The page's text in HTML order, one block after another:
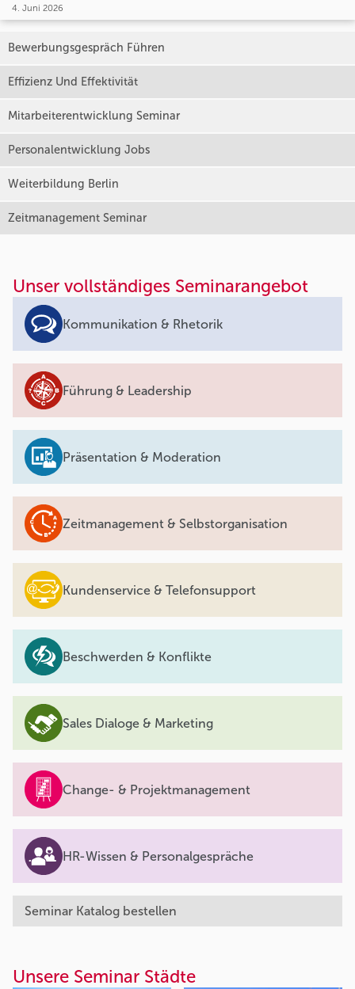
4. Juni 2026
Bewerbungsgespräch Führen
Effizienz Und Effektivität
Mitarbeiterentwicklung Seminar
Personalentwicklung Jobs
Weiterbildung Berlin
Zeitmanagement Seminar
Unser vollständiges Seminarangebot
Kommunikation & Rhetorik
Führung & Leadership
Präsentation & Moderation
Zeitmanagement & Selbstorganisation
Kundenservice & Telefonsupport
Beschwerden & Konflikte
Sales Dialoge & Marketing
Change- & Projektmanagement
HR-Wissen & Personalgespräche
Seminar Katalog bestellen
Unsere Seminar Städte